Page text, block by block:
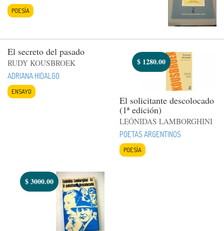
POESÍA
El secreto del pasado
RUDY KOUSBROEK
ADRIANA HIDALGO
ENSAYO
$ 1280.00
El solicitante descolocado
(1ª edición)
LEÓNIDAS LAMBORGHINI
POETAS ARGENTINOS
POESÍA
$3000.00